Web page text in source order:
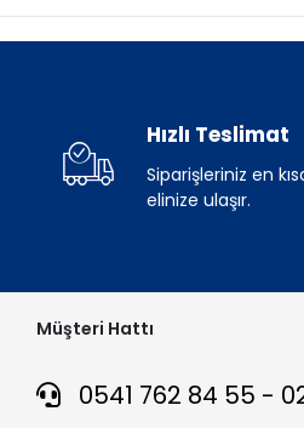
Hızlı Teslimat
Siparişleriniz en
elinize ulaşır.
Müşteri Hattı
0541 762 84 55 -